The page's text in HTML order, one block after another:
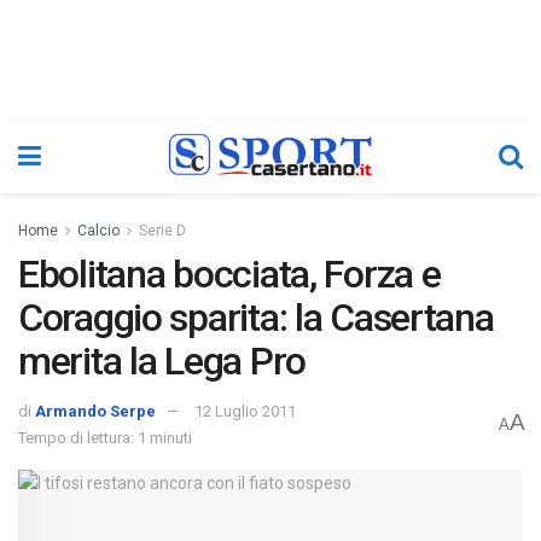
Home Calcio Serie D
Ebolitana bocciata, Forza e
Coraggio sparita: la Casertana
merita la Lega Pro
di Armando Serpe
12 Luglio 2011
Tempo di lettura: 1 minuti
AA